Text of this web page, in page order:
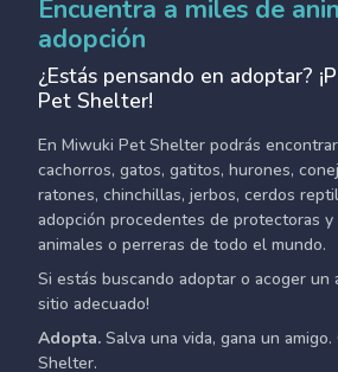
Encuentra a miles de
adopción
¿Estás pensando en adoptar?
Pet Shelter!
En Miwuki Pet Shelter podrás
cachorros, gatos, gatitos, hurones,
ratones, chinchillas, jerbos, cerdos
adopción procedentes de protectoras y
animales o perreras de todo el mundo.
Si estás buscando adoptar o acoger un
sitio adecuado!
Adopta. Salva una vida, gana un
Shelter.